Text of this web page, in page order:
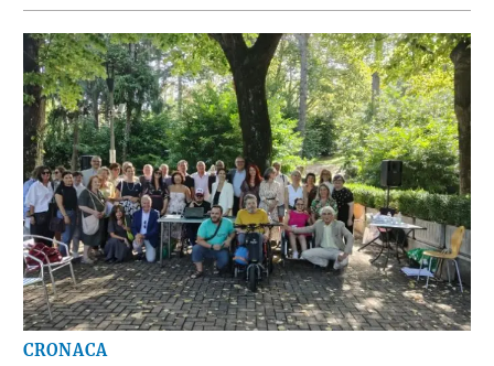
CRONACA